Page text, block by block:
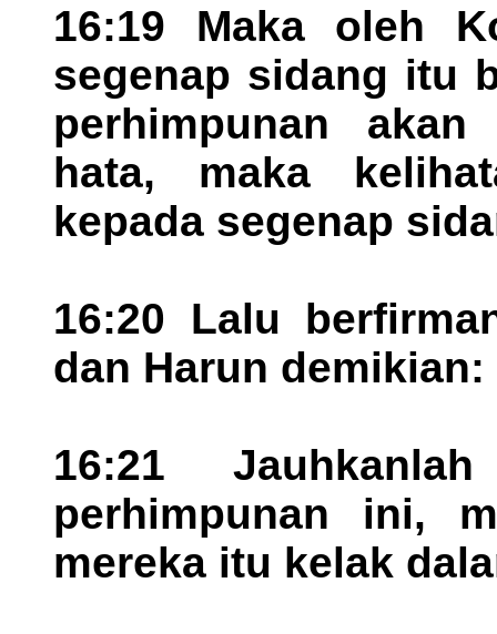
16:19 Maka oleh
segenap sidang itu
perhimpunan
hata, maka
kepada segenap
16:20 Lalu
dan Harun demikian:
16:21
perhimpunan ini,
mereka itu kelak